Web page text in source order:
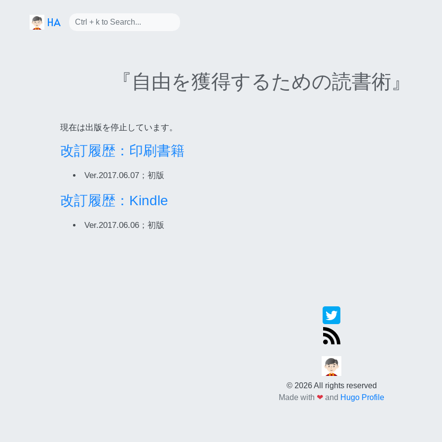
HA
『自由を獲得するための読書術』
現在は出版を停止しています。
改訂履歴：印刷書籍
Ver.2017.06.07；初版
改訂履歴：Kindle
Ver.2017.06.06；初版
© 2026 All rights reserved
Made with ❤ and Hugo Profile